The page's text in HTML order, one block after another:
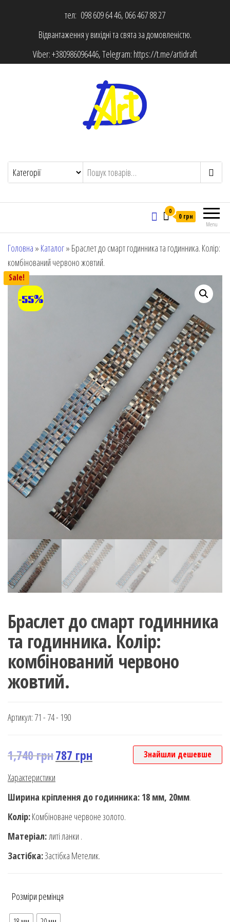
тел: 098 609 64 46, 066 467 88 27
Відвантаження у вихідні та свята за домовленістю.
Viber:+380986096446, Telegram: https://t.me/artidraft
Menu
0
0 грн
Головна » Каталог» Браслет до смарт годинника та годинника. Колір:
комбінований червоно жовтий.
Sale!
-55%
Браслет до смарт годинника
та годинника. Колір:
комбінований червоно
жовтий.
Артикул: 71 - 74 - 190
1,740грн787 грн Знайшли дешевше
Характеристики
Ширина кріплення до годинника: 18 мм, 20мм.
Колір:Комбіноване червоне золото.
Матеріал:литі ланки .
Застібка:Застібка Метелик.
Розміри ремінця